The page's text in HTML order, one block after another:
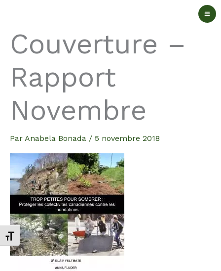
Changer la taille de la police
contenu
Couverture –
Rapport
Novembre
Par Anabela Bonada / 5 novembre 2018